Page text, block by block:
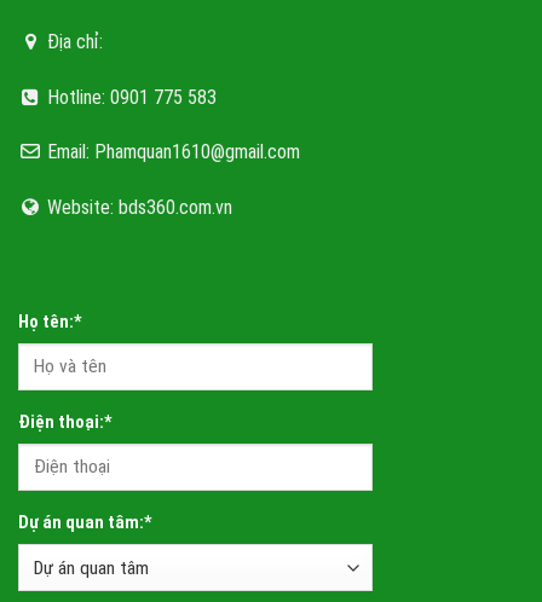
Địa chỉ:
Hotline: 0901 775 583
Email: Phamquan1610@gmail.com
Website: bds360.com.vn
Họ tên:*
Điện thoại:*
Dự án quan tâm:*